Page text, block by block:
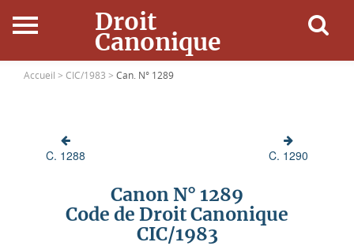
Droit
Canonique
Accueil
Ressources
Accueil > CIC/1983 > Can. N° 1289
C. 1288 C. 1290
Canon N° 1289
Code de Droit Canonique
CIC/1983